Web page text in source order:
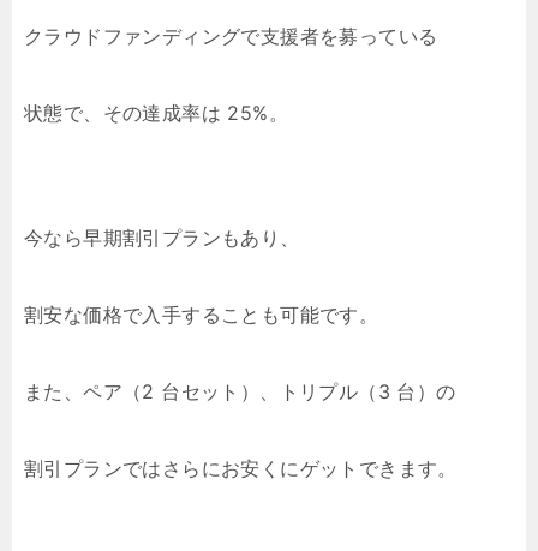
クラウドファンディングで支援者を募っている
状態で、その達成率は 25%。
今なら早期割引プランもあり、
割安な価格で入手することも可能です。
また、ペア（2 台セット）、トリプル（3 台）の
割引プランではさらにお安くにゲットできます。